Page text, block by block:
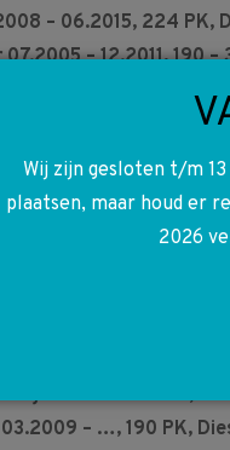
– 06.2015, 224 PK,
– 12.2011, 190
01.2006 – …, 190
10.2005 – 12.2013,
06.2006 – …,
02.2008 – …,
Chassis
06.2006 – …, 184
Chassis (W906)
03.2009 – …,
Chassis (906)
06.2006 – …,
– …, 190 PK,
Wij zijn gesloten t/m
plaatsen, maar houd er
2026